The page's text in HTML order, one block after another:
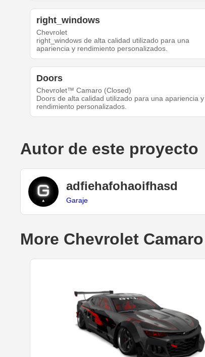
right_windows
Chevrolet
right_windows de alta calidad utilizado para una
apariencia y rendimiento personalizados.
Doors
Chevrolet™ Camaro (Closed)
Doors de alta calidad utilizado para una apariencia y
rendimiento personalizados.
Autor de este proyecto
adfiehafohaoifhasd
Garaje
More Chevrolet